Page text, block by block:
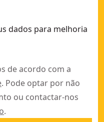
dados para melhoria
de acordo com a
. Pode optar por não
ou contactar-nos
.